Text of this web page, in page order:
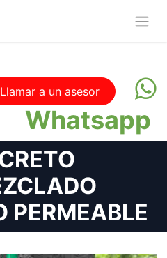
Llamar a un asesor
Whatsapp
PERMEABLE